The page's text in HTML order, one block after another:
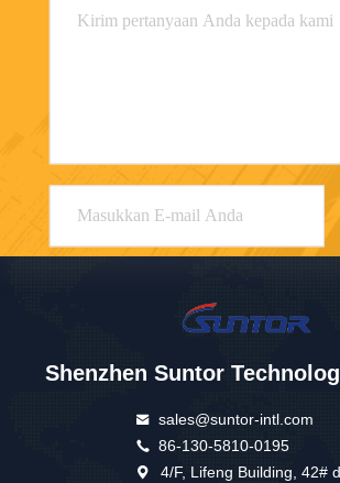
Shenzhen Suntor
sales@suntor-intl.com
86-130-5810-0195
4/F, Lifeng Building, 42#